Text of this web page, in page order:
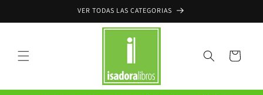
al contenido
VER TODAS LAS CATEGORIAS
Carrito